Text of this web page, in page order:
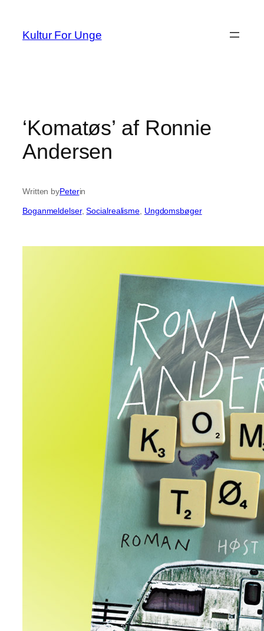
indhold
Kultur For Unge
‘Komatøs’ af Ronnie
Andersen
Written byPeterin
Boganmeldelser, Socialrealisme Ungdomsbøger